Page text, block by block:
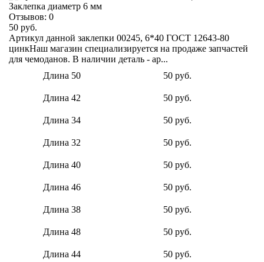
Заклепка диаметр 6 мм
Отзывов: 0
50 руб.
Артикул данной заклепки 00245, 6*40 ГОСТ 12643-80
цинкНаш магазин специализируется на продаже запчастей
для чемоданов. В наличии деталь - ар...
Длина 50
50 руб.
Длина 42 50 руб.
Длина 34 50 руб.
Длина 32 50 руб.
Длина 40 50 руб.
Длина 46 50 руб.
Длина 38 50 руб.
Длина 48 50 руб.
Длина 44 50 руб.